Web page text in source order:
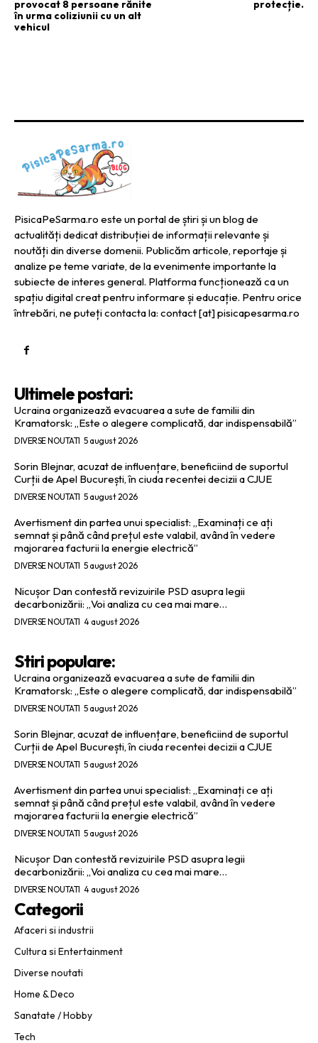
provocat 8 persoane rănite
în urma coliziunii cu un alt
vehicul
protecție.
PisicaPeSarma.ro este un portal de știri și un blog de
actualități dedicat distribuției de informații relevante și
noutăți din diverse domenii. Publicăm articole, reportaje și
analize pe teme variate, de la evenimente importante la
subiecte de interes general. Platforma funcționează ca un
spațiu digital creat pentru informare și educație. Pentru orice
întrebări, ne puteți contacta la: contact [at] pisicapesarma.ro
Ultimele postari:
Ucraina organizează evacuarea a sute de familii din
Kramatorsk: „Este o alegere complicată, dar indispensabilă”
DIVERSE NOUTATI 5 august 2026
Sorin Blejnar, acuzat de influențare, beneficiind de suportul
Curții de Apel București, în ciuda recentei decizii a CJUE
DIVERSE NOUTATI 5 august 2026
Avertisment din partea unui specialist: „Examinați ce ați
semnat și până când prețul este valabil, având în vedere
majorarea facturii la energie electrică”
DIVERSE NOUTATI 5 august 2026
Nicușor Dan contestă revizuirile PSD asupra legii
decarbonizării: „Voi analiza cu cea mai mare…
DIVERSE NOUTATI 4 august 2026
Stiri populare:
Ucraina organizează evacuarea a sute de familii din
Kramatorsk: „Este o alegere complicată, dar indispensabilă”
DIVERSE NOUTATI 5 august 2026
Sorin Blejnar, acuzat de influențare, beneficiind de suportul
Curții de Apel București, în ciuda recentei decizii a CJUE
DIVERSE NOUTATI 5 august 2026
Avertisment din partea unui specialist: „Examinați ce ați
semnat și până când prețul este valabil, având în vedere
majorarea facturii la energie electrică”
DIVERSE NOUTATI 5 august 2026
Nicușor Dan contestă revizuirile PSD asupra legii
decarbonizării: „Voi analiza cu cea mai mare…
DIVERSE NOUTATI 4 august 2026
Categorii
Afaceri si industrii
Cultura si Entertainment
Diverse noutati
Home & Deco
Sanatate / Hobby
Tech